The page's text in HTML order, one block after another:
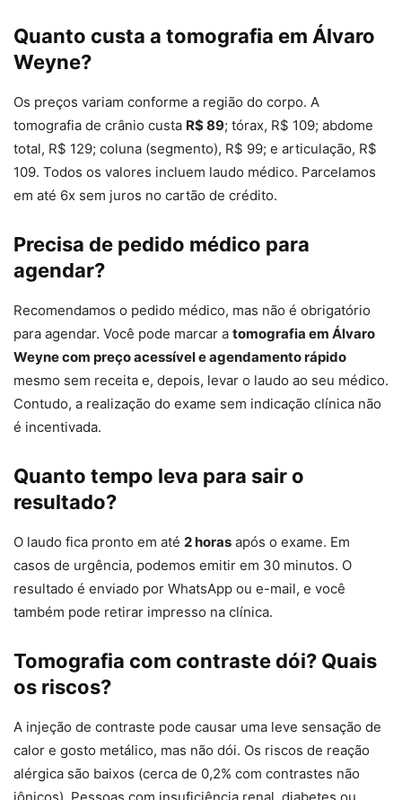
Quanto custa a tomografia em Álvaro
Weyne?
Os preços variam conforme a região do corpo. A
tomografia de crânio custa R$ 89; tórax, R$ 109; abdome
total, R$ 129; coluna (segmento), R$ 99; e articulação, R$
109. Todos os valores incluem laudo médico. Parcelamos
em até 6x sem juros no cartão de crédito.
Precisa de pedido médico para
agendar?
Recomendamos o pedido médico, mas não é obrigatório
para agendar. Você pode marcar a tomografia em Álvaro
Weyne com preço acessível e agendamento rápido
mesmo sem receita e, depois, levar o laudo ao seu médico.
Contudo, a realização do exame sem indicação clínica não
é incentivada.
Quanto tempo leva para sair o
resultado?
O laudo fica pronto em até 2 horas após o exame. Em
casos de urgência, podemos emitir em 30 minutos. O
resultado é enviado por WhatsApp ou e-mail, e você
também pode retirar impresso na clínica.
Tomografia com contraste dói? Quais
os riscos?
A injeção de contraste pode causar uma leve sensação de
calor e gosto metálico, mas não dói. Os riscos de reação
alérgica são baixos (cerca de 0,2% com contrastes não